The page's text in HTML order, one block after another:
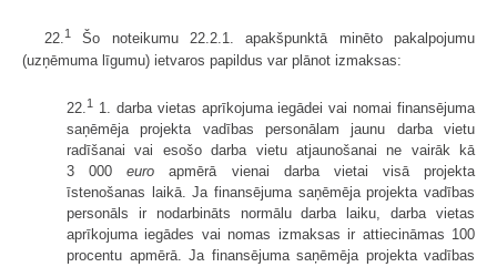
22.1
Šo noteikumu 22.2.1. apakšpunktā minēto pakalpojumu
(uzņēmuma līgumu) ietvaros papildus var plānot izmaksas:
22.1
1. darba vietas aprīkojuma iegādei vai nomai finansējuma
saņēmēja projekta vadības personālam jaunu darba vietu
radīšanai vai esošo darba vietu atjaunošanai ne vairāk kā
3 000euroapmērā vienai darba vietai visā projekta
īstenošanas laikā. Ja finansējuma saņēmēja projekta vadības
personāls ir nodarbināts normālu darba laiku, darba vietas
aprīkojuma iegādes vai nomas izmaksas ir attiecināmas 100
procentu apmērā. Ja finansējuma saņēmēja projekta vadības